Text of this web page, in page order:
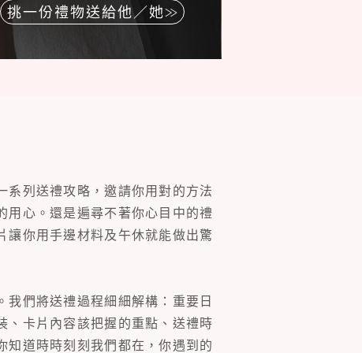
挑一份禮物送給他／她
系列送禮攻略，邀請你用對的方法
用心。還是遍尋不著你心目中的禮
讓你用手邊材料及午休就能做出驚
我們將送禮過程細細解構：重要日
、卡片內容該把握的重點、送禮時
知道時時刻刻我們都在，你遇到的